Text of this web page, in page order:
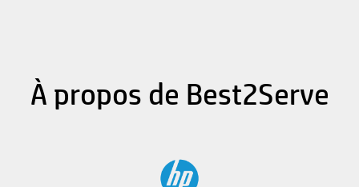
À propos de Best2Serve